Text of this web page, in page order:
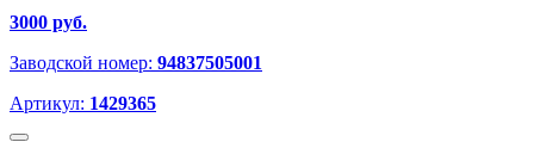
3000 руб.
Заводской номер: 94837505001
Артикул: 1429365